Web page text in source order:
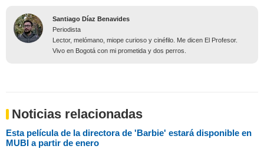
Santiago Díaz Benavides
Periodista
Lector, melómano, miope curioso y cinéfilo. Me dicen El Profesor.
Vivo en Bogotá con mi prometida y dos perros.
Noticias relacionadas
Esta película de la directora de 'Barbie' estará disponible en
MUBI a partir de enero